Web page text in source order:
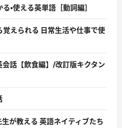
・使える英単語［動詞編］
覚えられる 日常生活や仕事で使
会話【飲食編】/改訂版キクタン
生が教える 英語ネイティブたち